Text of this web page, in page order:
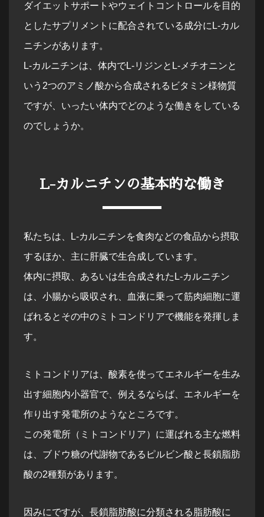
ダイエットサポートやウェイトコントロールを目的
としたサプリメントに配合されている成分にL-カル
ニチンがあります。
L-カルニチンは、体内でL-リジンとL-メチオニンと
いう2つのアミノ酸から合成されるビタミン様物質
ですが、いったい体内でどのような働きをしている
のでしょうか。
L-カルニチンの基本的な働き
私たちは、L-カルニチンを食肉などの食品から摂取
するほか、主に肝臓で生合成しています。
体内に摂取、あるいは生合成されたL-カルニチン
は、小腸から吸収され、血液に乗って筋肉細胞に運
ばれるとその中のミトコンドリアで機能を発揮しま
す。
ミトコンドリアは、酸素を使ってエネルギーを生み
出す細胞内小器官で、例えるならば、エネルギーを
作り出す発電所のようなところです。
この発電所（ミトコンドリア）に運ばれる主な燃料
は、ブドウ糖の代謝物であるピルビン酸と長鎖脂肪
酸の2種類があります。
因みにですが、長鎖脂肪酸に分類される脂肪酸に